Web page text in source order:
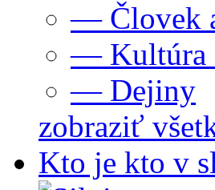
— Človek
— Kultúra
— Dejiny
zobraziť
Kto je kto v